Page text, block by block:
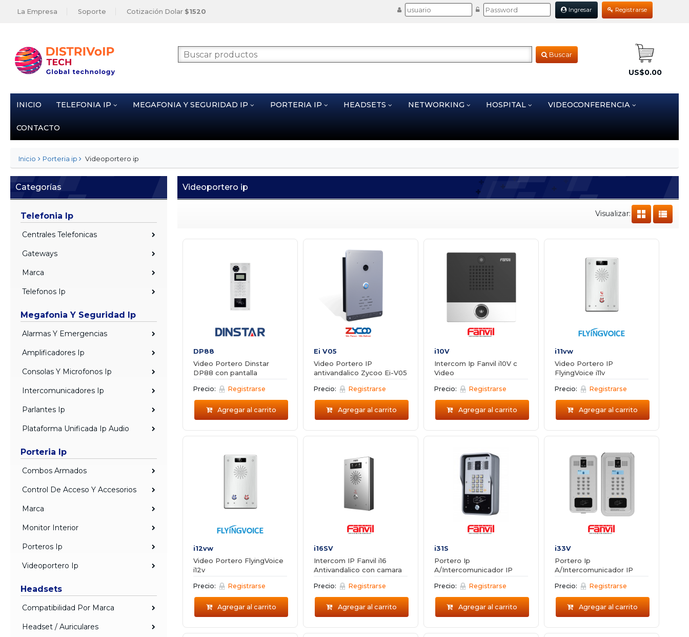
La Empresa Soporte Cotización Dolar $1520 Ingresar Registrarse
Buscar
US$0.00
INICIO TELEFONIA IP MEGAFONIA Y SEGURIDAD IP PORTERIA IP HEADSETS NETWORKING HOSPITAL VIDEOCONFERENCIA
CONTACTO
Inicio Porteria ip Videoportero ip
Categorías
Telefonia Ip
Centrales Telefonicas
Gateways
Marca
Telefonos Ip
Megafonia Y Seguridad Ip
Alarmas Y Emergencias
Amplificadores Ip
Consolas Y Microfonos Ip
Intercomunicadores Ip
Parlantes Ip
Plataforma Unificada Ip Audio
Porteria Ip
Combos Armados
Control De Acceso Y Accesorios
Marca
Monitor Interior
Porteros Ip
Videoportero Ip
Headsets
Compatibilidad Por Marca
Headset / Auriculares
Videoportero ip
Visualizar:
DP88
Video Portero Dinstar
DP88 con pantalla
Precio: Registrarse
Agregar al carrito
Ei V05
Video Portero IP
antivandalico Zycoo Ei-V05
Precio: Registrarse
Agregar al carrito
i10V
Intercom Ip Fanvil i10V c
Video
Precio: Registrarse
Agregar al carrito
i11vw
Video Portero IP
FlyingVoice i11v
Precio: Registrarse
Agregar al carrito
i12vw
Video Portero FlyingVoice
i12v
Precio: Registrarse
Agregar al carrito
i16SV
Intercom IP Fanvil i16
Antivandalico con camara
Precio: Registrarse
Agregar al carrito
i31S
Portero Ip
A/Intercomunicador IP
Precio: Registrarse
Agregar al carrito
i33V
Portero Ip
A/Intercomunicador IP
Precio: Registrarse
Agregar al carrito